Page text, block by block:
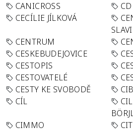
CANICROSS
CD
CECÍLIE JÍLKOVÁ
CENTRUM
CESKEBUDEJOVICE
CESTOPIS
CESTOVATELÉ
CESTY KE SVOBODĚ
CÍL
CIMMO